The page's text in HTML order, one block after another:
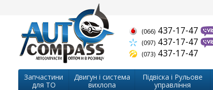
(066) 437-17-47
(097) 437-17-47
(073) 437-17-47
Запчастини
для ТО
Двигун і система
вихлопа
Підвіска і Рульове
управління